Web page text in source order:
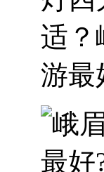
适？
游最